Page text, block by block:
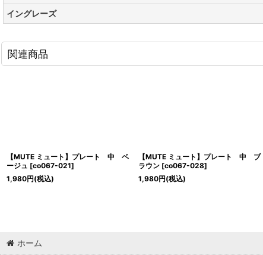
イングレーズ
関連商品
【MUTE ミュート】プレート 中 ベ
ージュ [co067-021]
1,980円(税込)
【MUTE ミュート】プレート 中 ブ
ラウン [co067-028]
1,980円(税込)
ホーム